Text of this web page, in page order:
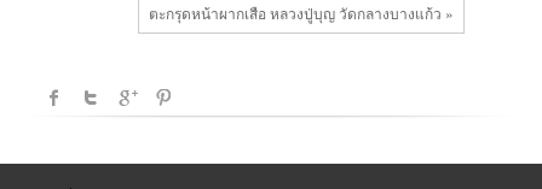
ตะกรุดหน้าผากเสือ หลวงปู่บุญ วัดกลางบางแก้ว »